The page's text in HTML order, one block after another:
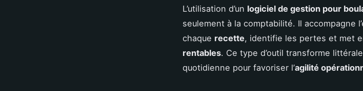
L’utilisation d’un logiciel de gestion pour
seulement à la comptabilité. Il accompagne
chaque recette, identifie les pertes et met
rentables. Ce type d’outil transforme
quotidienne pour favoriser l’agilité